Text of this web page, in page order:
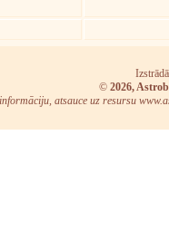
© 2026,
atsauce uz resursu